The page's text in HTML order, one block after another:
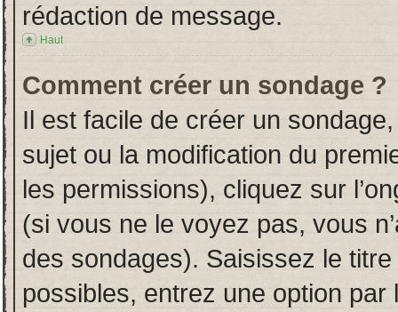
rédaction de message.
Haut
Comment créer un sondage ?
Il est facile de créer un
sujet ou la modification du
les permissions), cliquez sur
(si vous ne le voyez pas, vous
des sondages). Saisissez le
possibles, entrez une option